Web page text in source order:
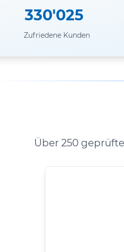
330'025
Zufriedene Kunden
Über 250